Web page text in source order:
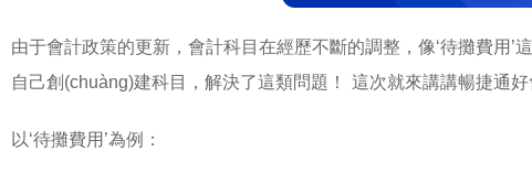
由于會計政策的更新，會計科目在經歷不斷的調整，像‘待攤費用
自己創(chuàng)建科目，解決了這類問題！ 這次就來講講暢捷通
以‘待攤費用’為例：